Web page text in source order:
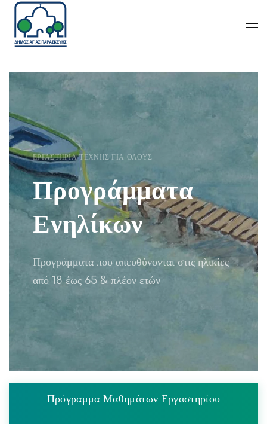
ΕΡΓΑΣΤΉΡΙΑ ΤΈΧΝΗΣ ΓΙΑ ΌΛΟΥΣ
Προγράμματα
Ενηλίκων
Προγράμματα που απευθύνονται στις ηλικίες
από 18 έως 65 & πλέον ετών
Πρόγραμμα Μαθημάτων Εργαστηρίου